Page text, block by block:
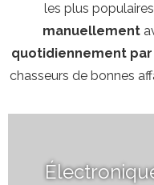
les plus
manuellement
quotidiennement
chasseurs de bonnes